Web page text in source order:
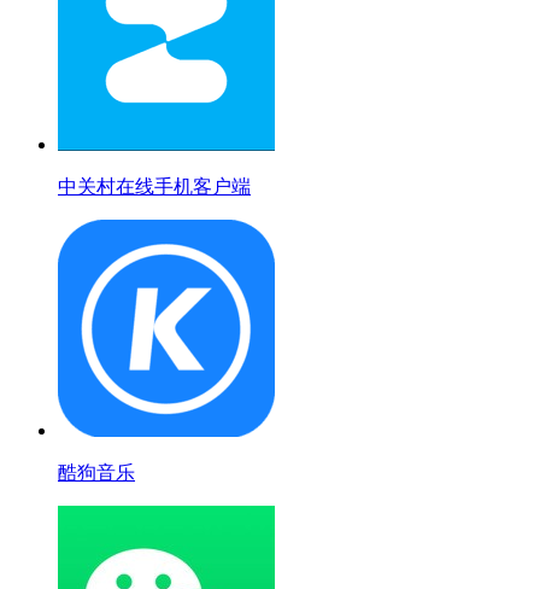
中关村在线手机客户端
酷狗音乐